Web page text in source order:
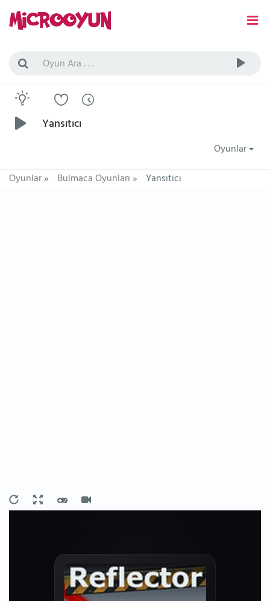
Yansıtıcı
Oyunlar
Oyunlar» Bulmaca Oyunları» Yansıtıcı